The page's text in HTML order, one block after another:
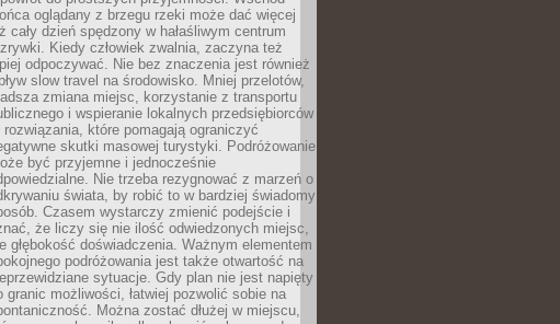
oglądany z brzegu rzeki może dać więcej
cały dzień spędzony w hałaśliwym centrum
Kiedy człowiek zwalnia, zaczyna też
odpoczywać. Nie bez znaczenia jest również
slow travel na środowisko. Mniej przelotów,
zmiana miejsc, korzystanie z transportu
i wspieranie lokalnych przedsiębiorców
rozwiązania, które pomagają ograniczyć
skutki masowej turystyki. Podróżowanie
być przyjemne i jednocześnie
Nie trzeba rezygnować z marzeń o
świata, by robić to w bardziej świadomy
Czasem wystarczy zmienić podejście i
że liczy się nie ilość odwiedzonych miejsc,
głębokość doświadczenia. Ważnym elementem
podróżowania jest także otwartość na
sytuacje. Gdy plan nie jest napięty
granic możliwości, łatwiej pozwolić sobie na
Można zostać dłużej w miejscu,